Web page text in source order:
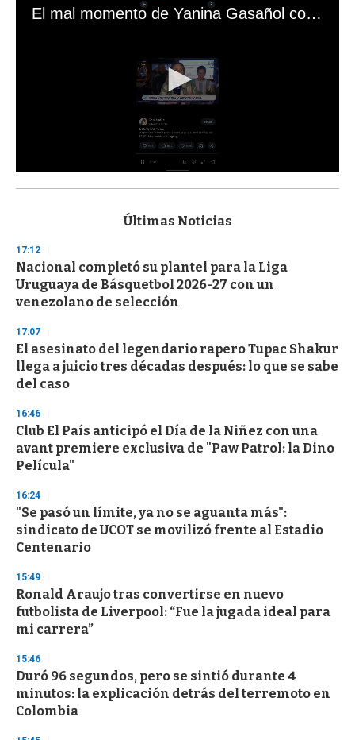
El mal momento de Yanina Gasañol con un hincha argentino en "Subrayado"
s
d
s
o
f
3
s
e
c
o
n
Últimas Noticias
17:12
Nacional completó su plantel para la Liga
Uruguaya de Básquetbol 2026-27 con un
venezolano de selección
17:07
El asesinato del legendario rapero Tupac Shakur
llega a juicio tres décadas después: lo que se sabe
del caso
16:46
Club El País anticipó el Día de la Niñez con una
avant premiere exclusiva de "Paw Patrol: la Dino
Película"
16:24
"Se pasó un límite, ya no se aguanta más":
sindicato de UCOT se movilizó frente al Estadio
Centenario
15:49
Ronald Araujo tras convertirse en nuevo
futbolista de Liverpool: “Fue la jugada ideal para
mi carrera”
15:46
Duró 96 segundos, pero se sintió durante 4
minutos: la explicación detrás del terremoto en
Colombia